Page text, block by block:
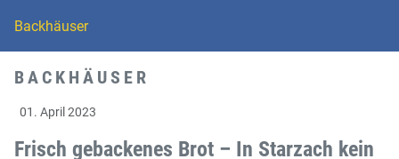
Backhäuser
BACKHÄUSER
01. April 2023
Frisch gebackenes Brot – In Starzach kein